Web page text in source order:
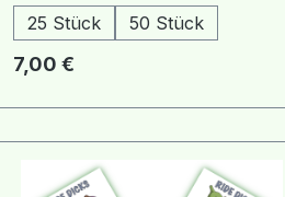
25 Stück
50 Stück
Regulärer Preis:
7,00 €